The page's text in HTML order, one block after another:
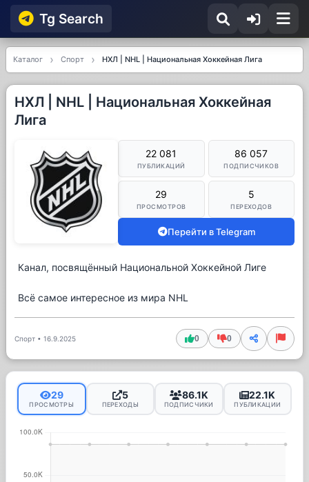
Tg Searсh
Каталог Спорт НХЛ | NHL | Национальная Хоккейная Лига
НХЛ | NHL | Национальная Хоккейная
Лига
22 081
ПУБЛИКАЦИЙ
86 057
ПОДПИСЧИКОВ
29
ПРОСМОТРОВ
5
ПЕРЕХОДОВ
Перейти в Telegram
Канал, посвящённый Национальной Хоккейной Лиге
Всё самое интересное из мира NHL
Спорт • 16.9.2025 0 0
29
ПРОСМОТРЫ
5
ПЕРЕХОДЫ
86.1K
ПОДПИСЧИКИ
22.1K
ПУБЛИКАЦИИ